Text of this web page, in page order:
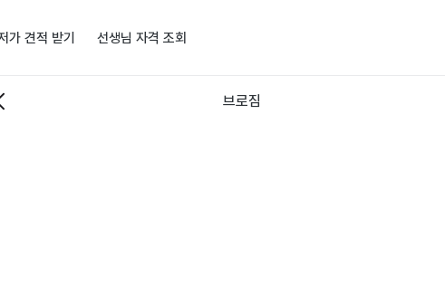
가 견적 받기 선생님 자격 조회
브로짐